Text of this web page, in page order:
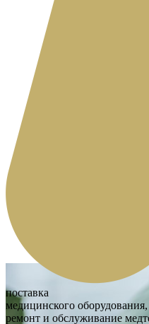
поставка
медицинского оборудования,
ремонт и обслуживание